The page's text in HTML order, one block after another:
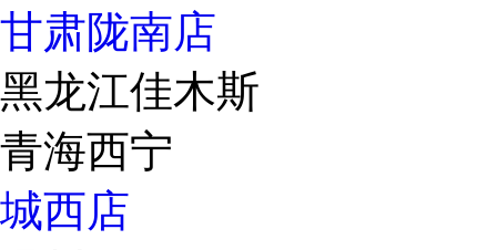
甘肃陇南店
黑龙江佳木斯
青海西宁
城西店